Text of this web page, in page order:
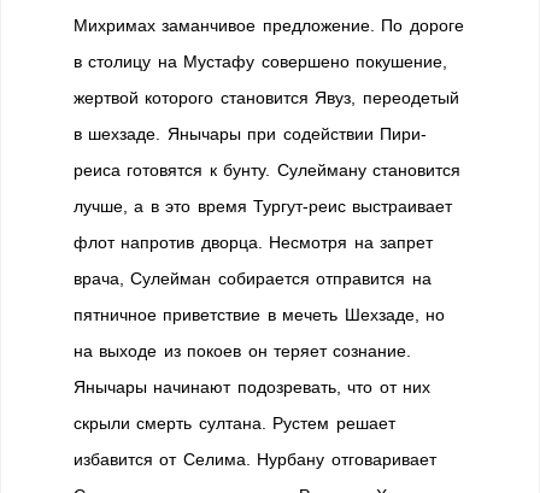
Михримах заманчивое предложение. По дороге
в столицу на Мустафу совершено покушение,
жертвой которого становится Явуз, переодетый
в шехзаде. Янычары при содействии Пири-
реиса готовятся к бунту. Сулейману становится
лучше, а в это время Тургут-реис выстраивает
флот напротив дворца. Несмотря на запрет
врача, Сулейман собирается отправится на
пятничное приветствие в мечеть Шехзаде, но
на выходе из покоев он теряет сознание.
Янычары начинают подозревать, что от них
скрыли смерть султана. Рустем решает
избавится от Селима. Нурбану отговаривает